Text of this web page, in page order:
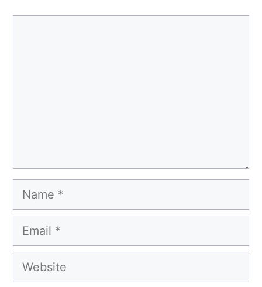
Name
Email
Website